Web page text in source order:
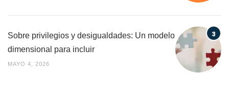
Sobre privilegios y desigualdades: Un modelo
dimensional para incluir
MAYO 4, 2026